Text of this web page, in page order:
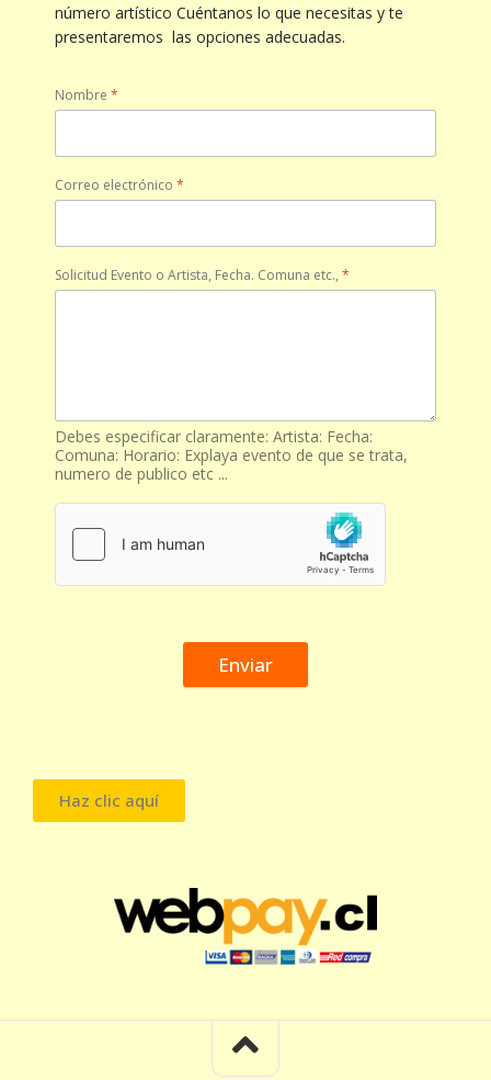
número artístico Cuéntanos lo que necesitas y te
presentaremos las opciones adecuadas.
Nombre *
Correo electrónico *
Solicitud Evento o Artista, Fecha. Comuna etc., *
Debes especificar claramente: Artista: Fecha:
Comuna: Horario: Explaya evento de que se trata,
numero de publico etc ...
Enviar
Haz clic aquí